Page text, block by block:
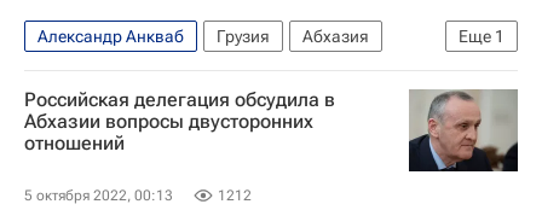
Еще 1
Александр Анкваб Грузия
Абхазия
Россия
Российская делегация обсудила в
Абхазии вопросы двусторонних
отношений
5 октября 2022, 00:13 1212